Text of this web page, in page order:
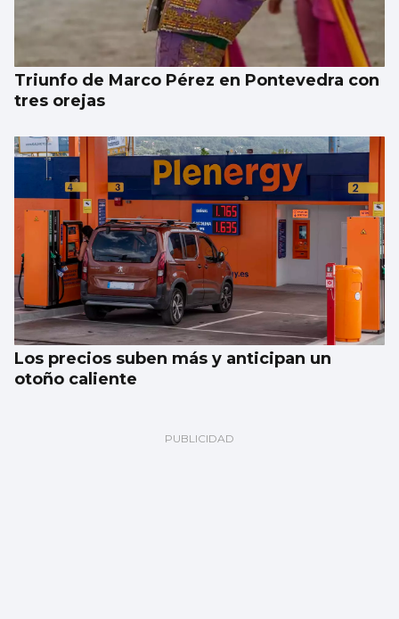
Triunfo de Marco Pérez en Pontevedra con
tres orejas
Los precios suben más y anticipan un
otoño caliente